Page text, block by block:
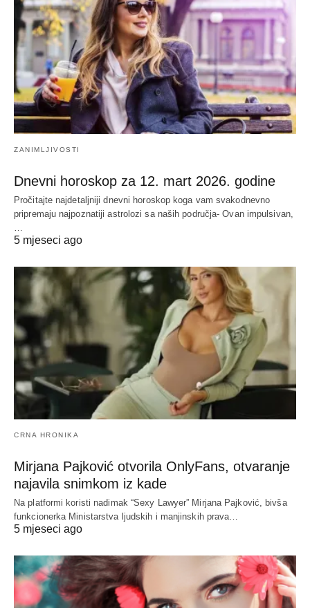
ZANIMLJIVOSTI
Dnevni horoskop za 12. mart 2026. godine
Pročitajte najdetaljniji dnevni horoskop koga vam svakodnevno
pripremaju najpoznatiji astrolozi sa naših područja- Ovan impulsivan,
5 mjeseci ago
CRNA HRONIKA
Mirjana Pajković otvorila OnlyFans, otvaranje
najavila snimkom iz kade
Na platformi koristi nadimak “Sexy Lawyer” Mirjana Pajković, bivša
funkcionerka Ministarstva ljudskih i manjinskih prava…
5 mjeseci ago